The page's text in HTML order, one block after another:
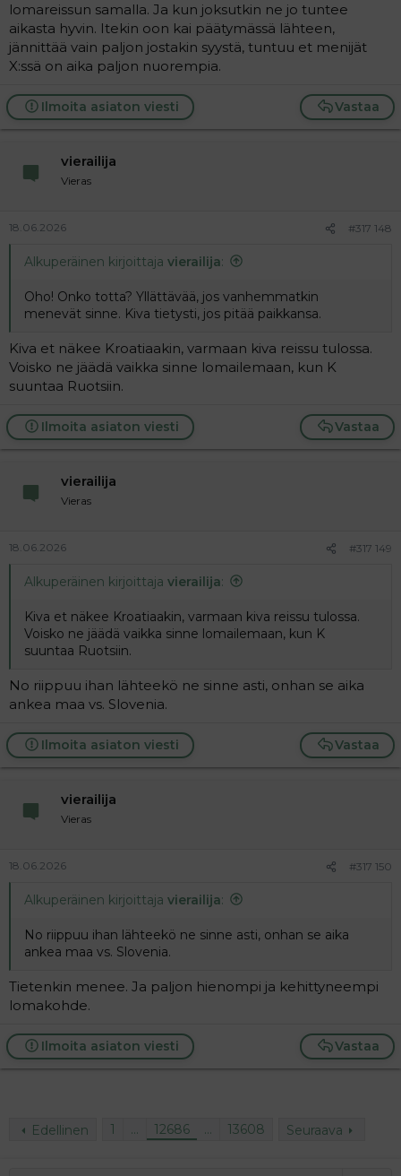
lomareissun samalla. Ja kun joksutkin ne jo tuntee
aikasta hyvin. Itekin oon kai päätymässä lähteen,
jännittää vain paljon jostakin syystä, tuntuu et menijät
X:ssä on aika paljon nuorempia.
Vastaa
Ilmoita asiaton viesti
vierailija
Vieras
18.06.2026 #317 148
Alkuperäinen kirjoittaja vierailija:
Oho! Onko totta? Yllättävää, jos vanhemmatkin
menevät sinne. Kiva tietysti, jos pitää paikkansa.
Kiva et näkee Kroatiaakin, varmaan kiva reissu tulossa.
Voisko ne jäädä vaikka sinne lomailemaan, kun K
suuntaa Ruotsiin.
Vastaa
Ilmoita asiaton viesti
vierailija
Vieras
18.06.2026 #317 149
Alkuperäinen kirjoittaja vierailija:
Kiva et näkee Kroatiaakin, varmaan kiva reissu tulossa.
Voisko ne jäädä vaikka sinne lomailemaan, kun K
suuntaa Ruotsiin.
No riippuu ihan lähteekö ne sinne asti, onhan se aika
ankea maa vs. Slovenia.
Vastaa
Ilmoita asiaton viesti
vierailija
Vieras
18.06.2026 #317 150
Alkuperäinen kirjoittaja vierailija:
No riippuu ihan lähteekö ne sinne asti, onhan se aika
ankea maa vs. Slovenia.
Tietenkin menee. Ja paljon hienompi ja kehittyneempi
lomakohde.
Vastaa
Ilmoita asiaton viesti
Edellinen 1 … 12686 … 13608 Seuraava